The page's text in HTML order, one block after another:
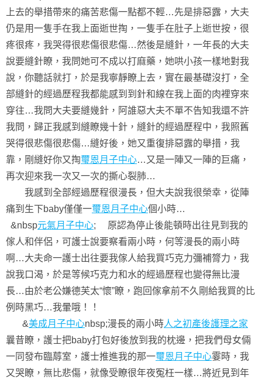
上去的舉措帶來的痛苦悲傷一點都不輕…先是排惡露，大夫
仍是用一隻手在我上面逝世掏，一隻手在肚子上逝世按，很
疼很疼，我哭得很悲傷很悲傷…然後是縫針，一年長的大夫
說要縫針瞭，我問她可不成以打麻藥，她哄小孩一樣地對我
說，你聽話就打，於是我寧靜瞭上去，實在最基礎沒打，全
部縫針的經過歷程我都能感到到針和線在我上面的肉裡穿來
穿往…我問大夫要縫幾針，阿誰惡大夫不單不告知我還不許
我問，歸正我感到縫瞭幾十針，縫針的經過歷程中，我照舊
哭得很悲傷很悲傷…縫好後，她又重復排惡露的舉措，我
靠，剛縫好你又掏璽恩月子中心…又是一陣又一陣的巨痛，
再次迎來我一次又一次的撕心裂肺…
我感到全部經過歷程很漫長，但大夫說我很榮幸，從陣
痛到生下baby僅僅一璽恩月子中心個小時…
&nbsp元氣月子中心; 原認為停止後能頓時出往見到我的
傢人和伴侶，可護士說要察看兩小時，何等漫長的兩小時
啊…大夫命一護士出往要我傢人給我買巧克力彌補膂力，我
說我口渴，於是等候巧克力和水的經過歷程也變得無比漫
長…由於老公嫌德芙太“懷”瞭，跑回傢拿前不久剛給我買的比
例時黑巧…我暈哦！！
&美成月子中心nbsp;漫長的兩小時人之初產後護理之家
曩昔瞭，護士把baby打包好後放到我的枕邊，把我們母女倆
一同發布臨蓐室，護士推進我的那一璽恩月子中心霎時，我
又哭瞭，無比悲傷，就像受瞭很年夜冤枉一樣…將近見到年